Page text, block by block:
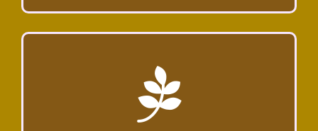
Spiritualitas adalah sesuatu hal yang diyakini dan
dihayati dalam hidup dan yang menjadi
pendorong seseorang dalam bert...